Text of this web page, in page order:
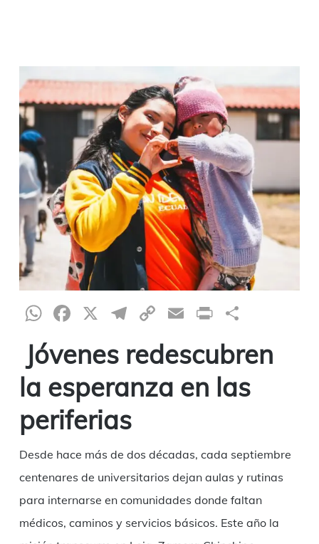
WhatsApp
Facebook
X Telegram
Copy
Link
EmailPrint
Jóvenes redescubren
la esperanza en las
periferias
Desde hace más de dos décadas, cada septiembre
centenares de universitarios dejan aulas y rutinas
para internarse en comunidades donde faltan
médicos, caminos y servicios básicos. Este año la